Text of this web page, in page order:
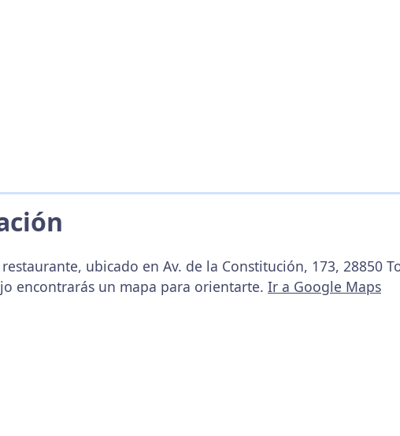
ubicado en Av. de la Constitución, 173, 28850
encontrarás un mapa para orientarte. Ir a Google Maps